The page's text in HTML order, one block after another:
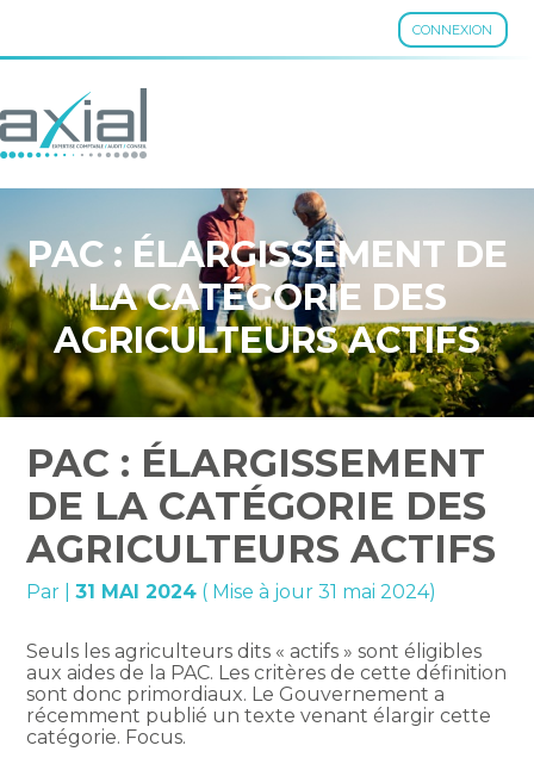
CONNEXION
Aller
au
PAC : ÉLARGISSEMENT DE
LA CATÉGORIE DES
AGRICULTEURS ACTIFS
PAC : ÉLARGISSEMENT
DE LA CATÉGORIE DES
AGRICULTEURS ACTIFS
Par |31 MAI 2024 ( Mise à jour 31 mai 2024)
Seuls les agriculteurs dits « actifs » sont éligibles
aux aides de la PAC. Les critères de cette définition
sont donc primordiaux. Le Gouvernement a
récemment publié un texte venant élargir cette
catégorie. Focus.